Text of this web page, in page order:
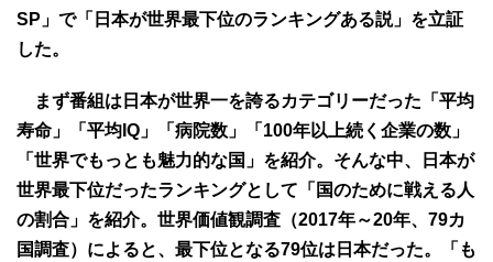
SP」で「日本が世界最下位のランキングある説」を立証
した。
まず番組は日本が世界一を誇るカテゴリーだった「平均
寿命」「平均IQ」「病院数」「100年以上続く企業の数」
「世界でもっとも魅力的な国」を紹介。そんな中、日本が
世界最下位だったランキングとして「国のために戦える人
の割合」を紹介。世界価値観調査（2017年～20年、79カ
国調査）によると、最下位となる79位は日本だった。「も